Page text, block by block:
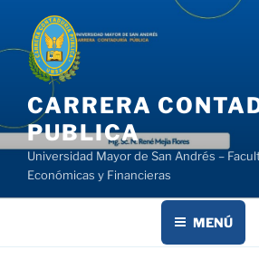
contenido
CARRERA
PUBLICA
Universidad Mayor de San Andrés –
Económicas y Financieras
MENÚ